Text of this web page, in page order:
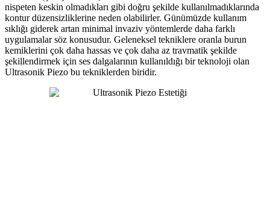
nispeten keskin olmadıkları gibi doğru şekilde kullanılmadıklarında
kontur düzensizliklerine neden olabilirler. Günümüzde kullanım
sıklığı giderek artan minimal invaziv yöntemlerde daha farklı
uygulamalar söz konusudur. Geleneksel tekniklere oranla burun
kemiklerini çok daha hassas ve çok daha az travmatik şekilde
şekillendirmek için ses dalgalarının kullanıldığı bir teknoloji olan
Ultrasonik Piezo bu tekniklerden biridir.